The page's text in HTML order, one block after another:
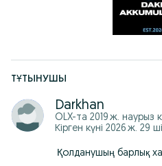
ТҰТЫНУШЫ
Darkhan
OLX-та 2019 ж. наурыз
Кірген күні 2026 ж. 29
Қолданушың барлық